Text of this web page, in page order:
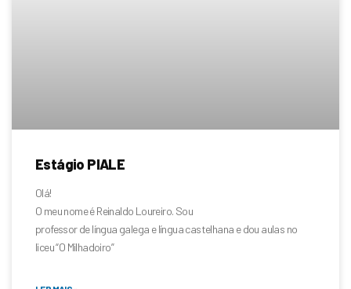
Estágio PIALE
Olá!
O meu nome é Reinaldo Loureiro. Sou
professor de língua galega e língua castelhana e dou aulas no
liceu “O Milhadoiro”